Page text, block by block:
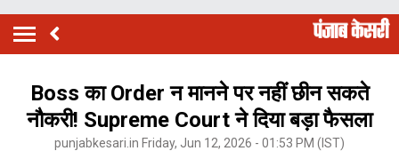
Boss का Order न मानने पर नहीं छीन सकते
नौकरी! Supreme Court ने दिया बड़ा फैसला
punjabkesari.in Friday, Jun 12, 2026 - 01:53 PM (IST)